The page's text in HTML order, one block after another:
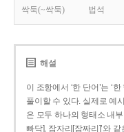
싹둑(~싹둑)
법석
해설
이 조항에서 ‘한 단어’는 ‘
풀이할 수 있다. 실제로 예
은 모두 하나의 형태소 내
빠닥], 잠자리[잠짜리]’와